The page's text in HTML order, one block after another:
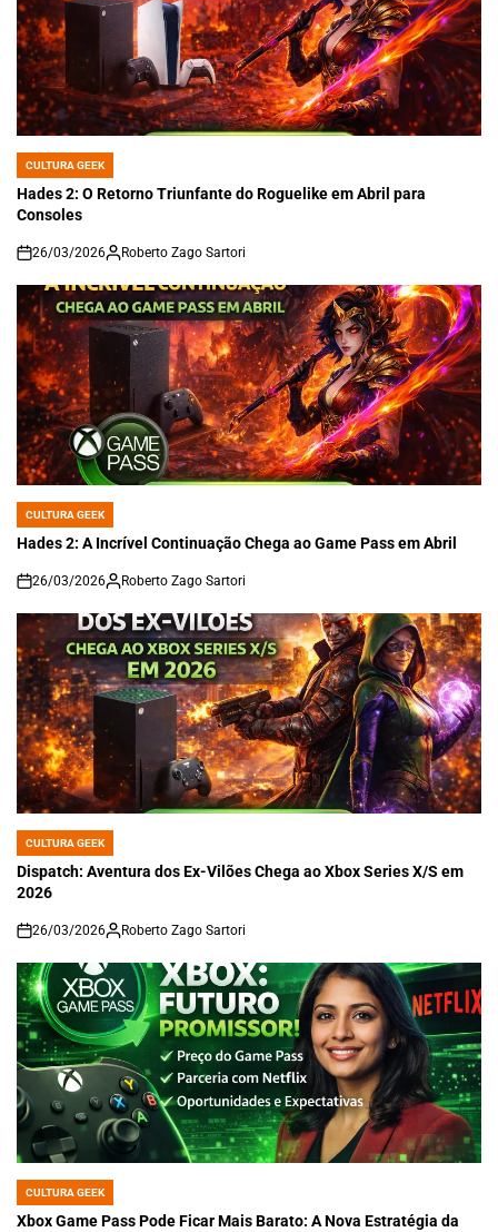
POSTED
IN
CULTURA GEEK
Hades 2: O Retorno Triunfante do Roguelike em Abril para
Consoles
on
26/03/2026 Roberto Zago Sartori
POSTED
IN
CULTURA GEEK
Hades 2: A Incrível Continuação Chega ao Game Pass em Abril
on
26/03/2026 Roberto Zago Sartori
POSTED
IN
CULTURA GEEK
Dispatch: Aventura dos Ex-Vilões Chega ao Xbox Series X/S em
2026
on
26/03/2026 Roberto Zago Sartori
POSTED
IN
CULTURA GEEK
Xbox Game Pass Pode Ficar Mais Barato: A Nova Estratégia da